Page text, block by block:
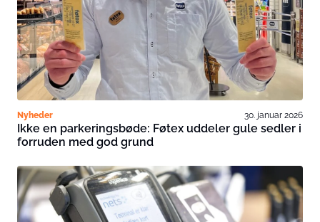
Nyheder 30. januar 2026
Ikke en parkeringsbøde: Føtex uddeler gule sedler i
forruden med god grund